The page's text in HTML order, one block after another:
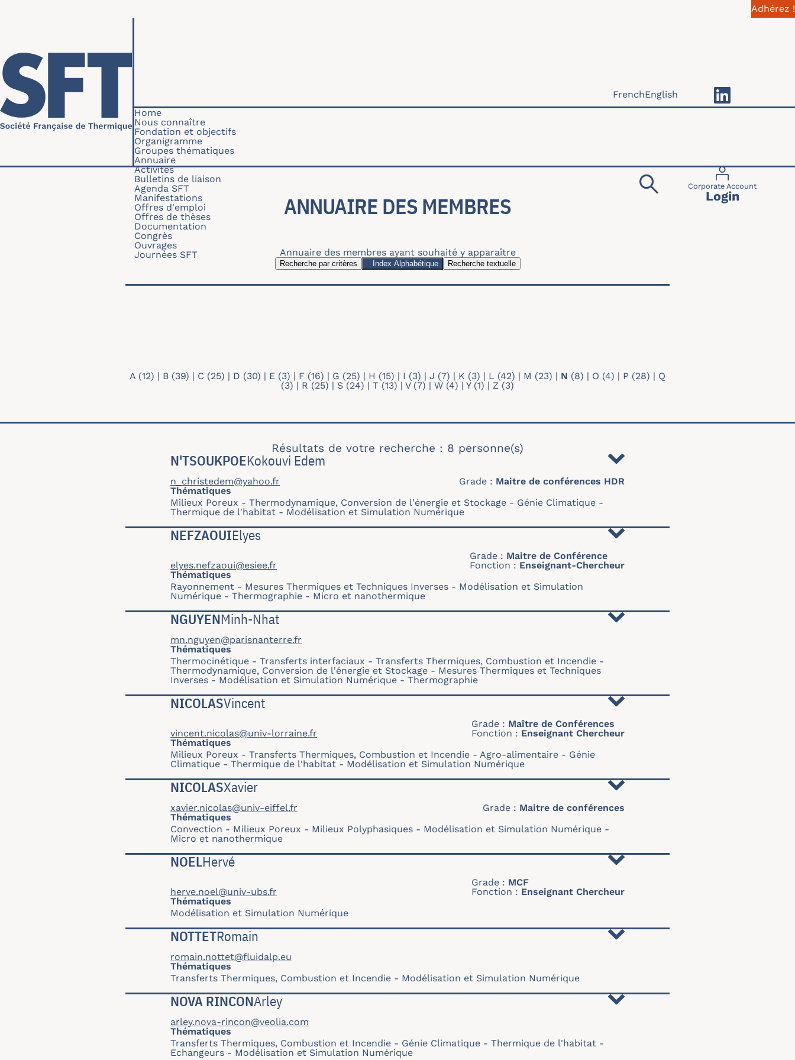
Adhérez !
Navigation principale
Home
Nous connaître
Fondation et objectifs
Organigramme
Groupes thématiques
Annuaire
Activités
Bulletins de liaison
Agenda SFT
Manifestations
Offres d'emploi
Offres de thèses
Documentation
Congrès
Ouvrages
Journées SFT
Menu du
Corporate Account
Login
FrenchEnglish
ANNUAIRE DES MEMBRES
Annuaire des membres ayant souhaité y apparaître
Recherche par critères Index Alphabétique Recherche textuelle
A (12) | B (39) | C (25) | D (30) | E (3) | F (16) | G (25) | H (15) | I (3) | J (7) | K (3) | L (42) | M (23) | N (8) | O (4) | P (28) | Q
(3) | R (25) | S (24) | T (13) | V(7) | W (4) | Y(1) | Z (3)
Résultats de votre recherche : 8 personne(s)
N'TSOUKPOEKokouvi Edem
n_christedem@yahoo.fr Grade
Maitre de conférences HDR
Thématiques
Milieux Poreux
Thermodynamique, Conversion de l'énergie et Stockage
Génie Climatique -
Thermique de l'habitat
Modélisation et Simulation Numérique
NEFZAOUIElyes
elyes.nefzaoui@esiee.fr
Grade
Maitre de Conférence
Fonction
Enseignant-Chercheur
Thématiques
Rayonnement
Mesures Thermiques et Techniques Inverses
Modélisation et Simulation
Numérique
Thermographie Micro et nanothermique
NGUYENMinh-Nhat
mn.nguyen@parisnanterre.fr
Thématiques
Thermocinétique
Transferts interfaciaux
Transferts Thermiques, Combustion et Incendie
Thermodynamique, Conversion de l'énergie et Stockage
Mesures Thermiques et Techniques
Inverses
Modélisation et Simulation Numérique Thermographie
NICOLASVincent
vincent.nicolas@univ-lorraine.fr
Grade
Maître de Conférences
Fonction
Enseignant Chercheur
Thématiques
Milieux Poreux
Transferts Thermiques, Combustion et Incendie Agro-alimentaire
Génie
Climatique - Thermique de l'habitat
Modélisation et Simulation Numérique
NICOLASXavier
xavier.nicolas@univ-eiffel.fr Grade
Maitre de conférences
Thématiques
Convection
Milieux Poreux Milieux Polyphasiques
Modélisation et Simulation Numérique
Micro et nanothermique
NOELHervé
herve.noel@univ-ubs.fr
Grade
MCF
Fonction
Enseignant Chercheur
Thématiques
Modélisation et Simulation Numérique
NOTTETRomain
romain.nottet@fluidalp.eu
Thématiques
Transferts Thermiques, Combustion et Incendie
Modélisation et Simulation Numérique
NOVA RINCONArley
arley.nova-rincon@veolia.com
Thématiques
Transferts Thermiques, Combustion et Incendie
Génie Climatique - Thermique de l'habitat
Echangeurs
Modélisation et Simulation Numérique